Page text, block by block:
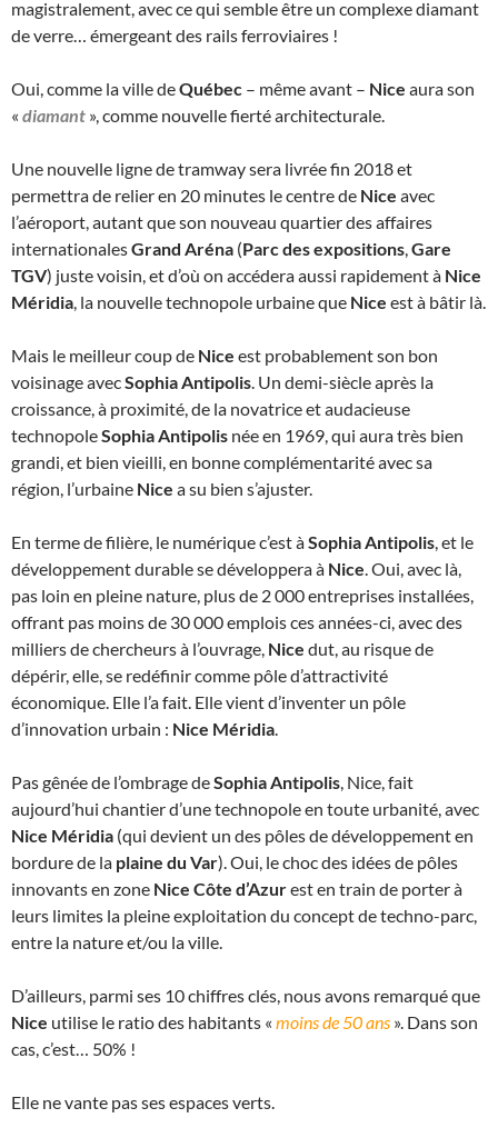
magistralement, avec ce qui semble être un complexe diamant
de verre… émergeant des rails ferroviaires !
Oui, comme la ville deQuébec – même avant – Nice aura son
« diamant », comme nouvelle fierté architecturale.
Une nouvelle ligne de tramway sera livrée fin 2018 et
permettra de relier en 20 minutes le centre de Nice avec
l’aéroport, autant que son nouveau quartier des affaires
internationalesGrand Aréna (Parc des expositions,Gare
TGV) juste voisin, et d’où on accédera aussi rapidement à Nice
Méridia, la nouvelle technopole urbaine que Nice est à bâtir là.
Mais le meilleur coup de Nice est probablement son bon
voisinage avecSophia Antipolis. Un demi-siècle après la
croissance, à proximité, de la novatrice et audacieuse
technopoleSophia Antipolis née en 1969, qui aura très bien
grandi, et bien vieilli, en bonne complémentarité avec sa
région, l’urbaine Nice a su bien s’ajuster.
En terme de filière, le numérique c’est àSophia Antipolis, et le
développement durable se développera à Nice. Oui, avec là,
pas loin en pleine nature, plus de 2 000 entreprises installées,
offrant pas moins de 30 000 emplois ces années-ci, avec des
milliers de chercheurs à l’ouvrage, Nice dut, au risque de
dépérir, elle, se redéfinir comme pôle d’attractivité
économique. Elle l’a fait. Elle vient d’inventer un pôle
d’innovation urbain : Nice Méridia.
Pas gênée de l’ombrage deSophia Antipolis, Nice, fait
aujourd’hui chantier d’une technopole en toute urbanité, avec
Nice Méridia (qui devient un des pôles de développement en
bordure de la plaine du Var). Oui, le choc des idées de pôles
innovants en zone Nice Côte d’Azurest en train de porter à
leurs limites la pleine exploitation du concept de techno-parc,
entre la nature et/ou la ville.
D’ailleurs, parmi ses 10 chiffres clés, nous avons remarqué que
Nice utilise le ratio des habitants « moins de 50 ans ». Dans son
cas, c’est… 50% !
Elle ne vante pas ses espaces verts.